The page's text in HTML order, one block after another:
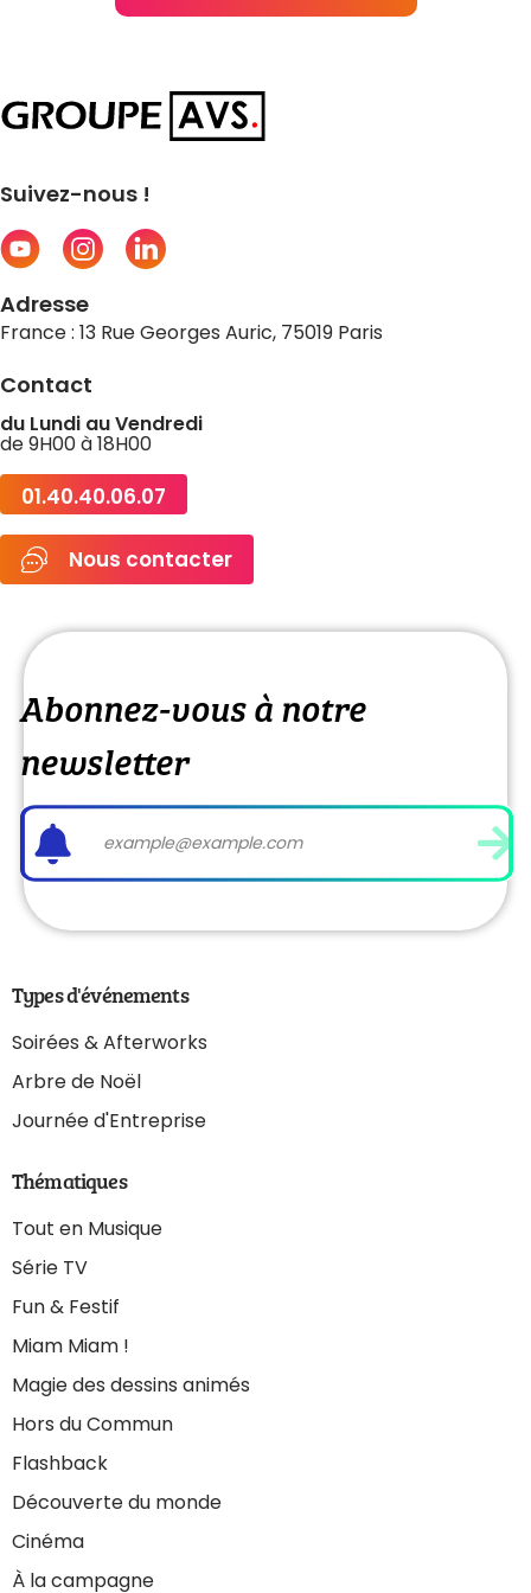
Abonnez-vous à notre
newsletter
Types d'événements
Soirées & Afterworks
Arbre de Noël
Journée d'Entreprise
Thématiques
Tout en Musique
Série TV
Fun & Festif
Miam Miam !
Magie des dessins animés
Hors du Commun
Flashback
Découverte du monde
Cinéma
À la campagne
Suivez-nous !
Adresse
France : 13 Rue Georges Auric, 75019 Paris
Contact
du Lundi au Vendredi
de 9H00 à 18H00
01.40.40.06.07
Nous contacter